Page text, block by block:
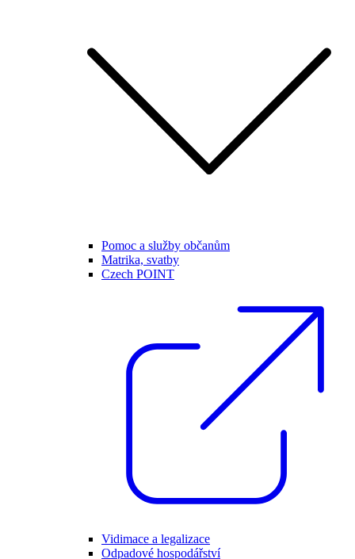
Pomoc a služby občanům
Matrika, svatby
Czech POINT
Vidimace a legalizace
Odpadové hospodářství